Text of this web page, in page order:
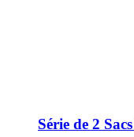
Série de 2